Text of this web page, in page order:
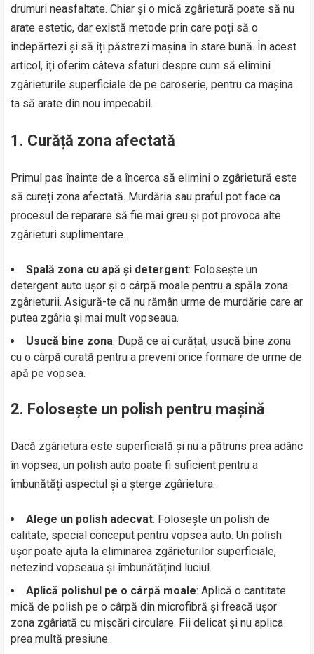
drumuri neasfaltate. Chiar și o mică zgârietură poate să nu
arate estetic, dar există metode prin care poți să o
îndepărtezi și să îți păstrezi mașina în stare bună. În acest
articol, îți oferim câteva sfaturi despre cum să elimini
zgârieturile superficiale de pe caroserie, pentru ca mașina
ta să arate din nou impecabil.
1. Curăță zona afectată
Primul pas înainte de a încerca să elimini o zgârietură este
să cureți zona afectată. Murdăria sau praful pot face ca
procesul de reparare să fie mai greu și pot provoca alte
zgârieturi suplimentare.
Spală zona cu apă și detergent: Folosește un
detergent auto ușor și o cârpă moale pentru a spăla zona
zgârieturii. Asigură-te că nu rămân urme de murdărie care ar
putea zgâria și mai mult vopseaua.
Usucă bine zona: După ce ai curățat, usucă bine zona
cu o cârpă curată pentru a preveni orice formare de urme de
apă pe vopsea.
2. Folosește un polish pentru mașină
Dacă zgârietura este superficială și nu a pătruns prea adânc
în vopsea, un polish auto poate fi suficient pentru a
îmbunătăți aspectul și a șterge zgârietura.
Alege un polish adecvat: Folosește un polish de
calitate, special conceput pentru vopsea auto. Un polish
ușor poate ajuta la eliminarea zgârieturilor superficiale,
netezind vopseaua și îmbunătățind luciul.
Aplică polishul pe o cârpă moale: Aplică o cantitate
mică de polish pe o cârpă din microfibră și freacă ușor
zona zgâriată cu mișcări circulare. Fii delicat și nu aplica
prea multă presiune.